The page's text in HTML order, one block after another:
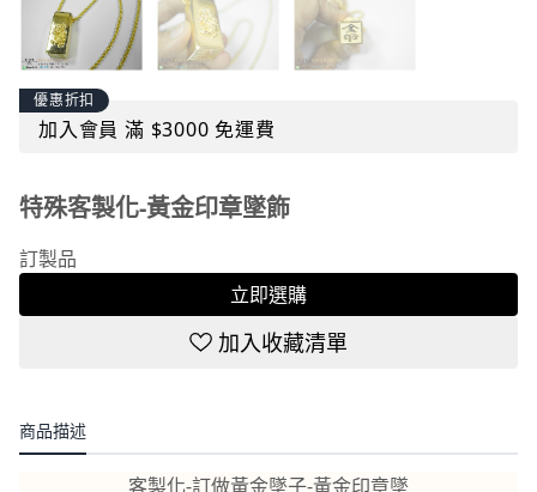
優惠折扣
加入會員 滿 $3000 免運費
特殊客製化-黃金印章墜飾
訂製品
立即選購
加入收藏清單
商品描述
客製化-訂做黃金墜子-黃金印章墜